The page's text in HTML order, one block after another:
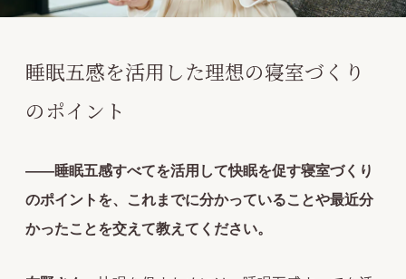
睡眠五感を活用した理想の寝室づくり
のポイント
――睡眠五感すべてを活用して快眠を促す寝室づくり
のポイントを、これまでに分かっていることや最近分
かったことを交えて教えてください。